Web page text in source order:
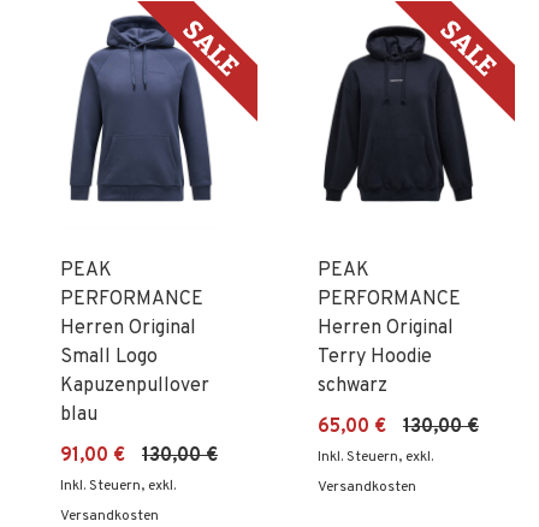
PEAK
PERFORMANCE
Herren Original
Small Logo
Kapuzenpullover
blau
91,00 €
130,00 €
Inkl. Steuern, exkl.
Versandkosten
PEAK
PERFORMANCE
Herren Original
Terry Hoodie
schwarz
65,00 €
130,00 €
Inkl. Steuern, exkl.
Versandkosten